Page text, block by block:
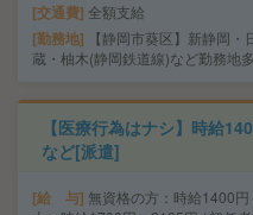
交通費 全額支給
勤務地
【静岡市葵区】新静岡
蔵・柚木(静岡鉄道線)など勤務地
【医療行為はナシ】時給
など[派遣]
給 与 無資格の方：時給1400